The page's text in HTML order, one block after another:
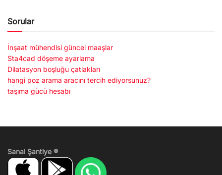
Sorular
İnşaat mühendisi güncel maaşlar
Sta4cad döşeme ayarlama
Dilatasyon boşluğu çatlakları
hangi poz arama aracını tercih ediyorsunuz?
taşıma gücü hesabı
Sanal Şantiye ®